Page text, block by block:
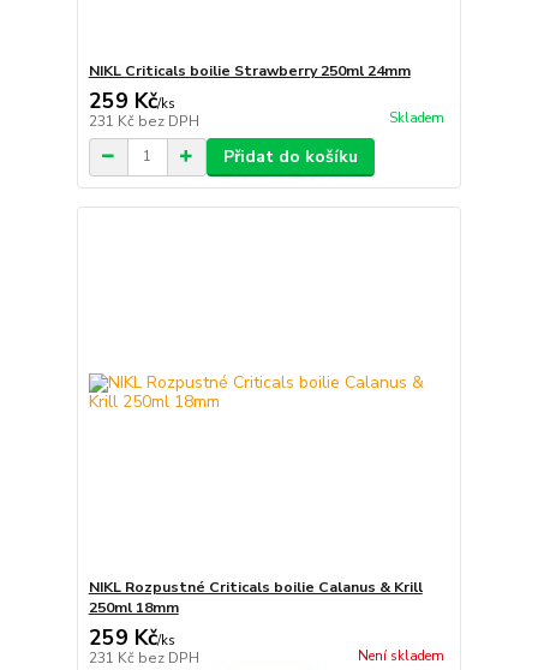
NIKL Criticals boilie Strawberry 250ml 24mm
259 Kč/ks
231 Kč bez DPH Skladem
Přidat do košíku
NIKL Rozpustné Criticals boilie Calanus & Krill
250ml 18mm
259 Kč/ks
231 Kč bez DPH Není skladem